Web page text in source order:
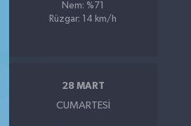
Nem: %71
Rüzgar: 14 km/h
28 MART
CUMARTESI